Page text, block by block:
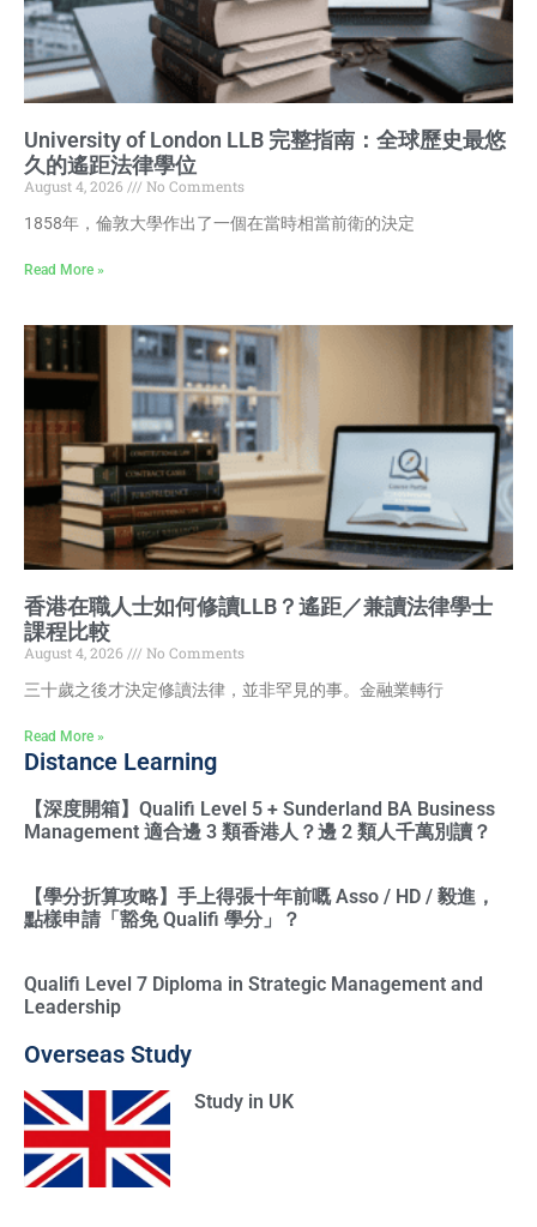
University of London LLB 完整指南：全球歷史最悠
久的遙距法律學位
August 4, 2026
No Comments
1858年，倫敦大學作出了一個在當時相當前衛的決定
Read More »
香港在職人士如何修讀LLB？遙距／兼讀法律學士
課程比較
August 4, 2026
No Comments
三十歲之後才決定修讀法律，並非罕見的事。金融業轉行
Read More »
Distance Learning
【深度開箱】Qualifi Level 5 + Sunderland BA Business
Management 適合邊 3 類香港人？邊 2 類人千萬別讀？
【學分折算攻略】手上得張十年前嘅 Asso / HD / 毅進，
點樣申請「豁免 Qualifi 學分」？
Qualifi Level 7 Diploma in Strategic Management and
Leadership
Overseas Study
Study in UK